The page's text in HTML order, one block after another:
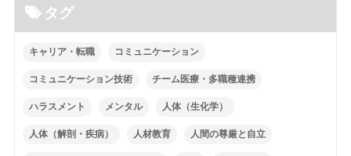
タグ
キャリア・転職 コミュニケーション
コミュニケーション技術 チーム医療・多職種連携
ハラスメント メンタル 人体（生化学）
人体（解剖・疾病） 人材教育 人間の尊厳と自立